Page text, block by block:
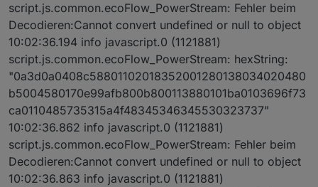
script.js.common.ecoFlow_PowerStream: Fehler beim
Decodieren:Cannot convert undefined or null to object
10:02:36.194 info javascript.0 (1121881)
script.js.common.ecoFlow_PowerStream: hexString:
"0a3d0a0408c58801102018352001280138034020480
b5004580170e99afb800b800113880101ba0103696f73
ca0110485735315a4f48345346345530323737"
10:02:36.862 info javascript.0 (1121881)
script.js.common.ecoFlow_PowerStream: Fehler beim
Decodieren:Cannot convert undefined or null to object
10:02:36.863 info javascript.0 (1121881)